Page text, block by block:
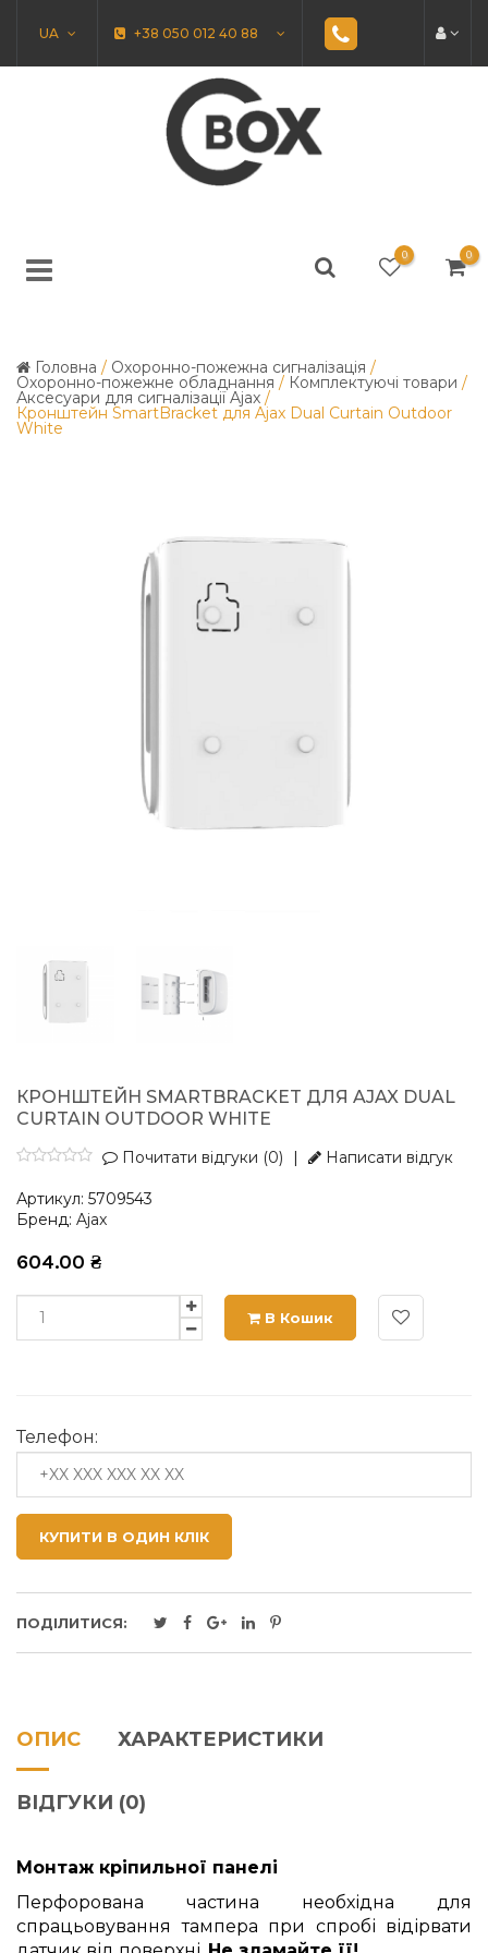
UA +38 050 012 40 88
0 0
Головна / Охоронно-пожежна сигналізація /
Охоронно-пожежне обладнання / Комплектуючі товари /
Аксесуари для сигналізації Ajax /
Кронштейн SmartBracket для Ajax Dual Curtain Outdoor
White
КРОНШТЕЙН SMARTBRACKET ДЛЯ AJAX DUAL
CURTAIN OUTDOOR WHITE
Почитати відгуки (0) Написати відгук
Артикул: 5709543
Бренд: Ajax
604.00 ₴
В Кошик
Телефон:
КУПИТИ В ОДИН КЛІК
ПОДІЛИТИСЯ:
ОПИС ХАРАКТЕРИСТИКИ
ВІДГУКИ (0)
Монтаж кріпильної панелі
Перфорована частина необхідна для
спрацьовування тампера при спробі відірвати